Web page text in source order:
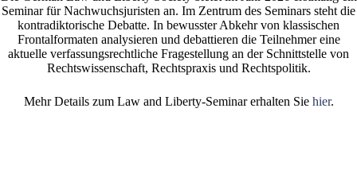
Seminar für Nachwuchsjuristen an. Im Zentrum des Seminars steht die
kontradiktorische Debatte. In bewusster Abkehr von klassischen
Frontalformaten analysieren und debattieren die Teilnehmer eine
aktuelle verfassungsrechtliche Fragestellung an der Schnittstelle von
Rechtswissenschaft, Rechtspraxis und Rechtspolitik.
Mehr Details zum Law and Liberty-Seminar erhalten Sie hier.